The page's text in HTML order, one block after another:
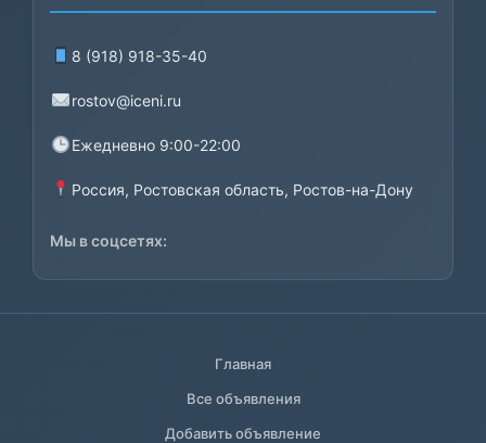
8 (918) 918-35-40
rostov@iceni.ru
Ежедневно 9:00-22:00
Россия, Ростовская область, Ростов-на-Дону
Мы в соцсетях:
Главная
Все объявления
Добавить объявление